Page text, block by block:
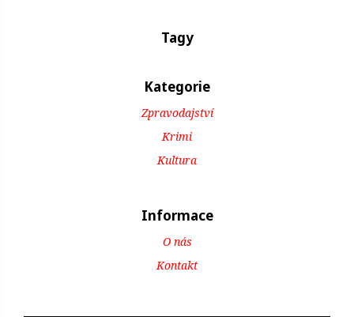
Tagy
Kategorie
Zpravodajství
Krimi
Kultura
Informace
O nás
Kontakt